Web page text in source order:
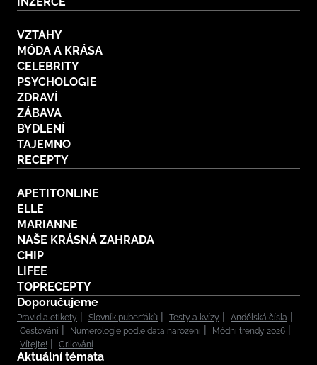
VZTAHY
MÓDA A KRÁSA
CELEBRITY
PSYCHOLOGIE
ZDRAVÍ
ZÁBAVA
BYDLENÍ
TAJEMNO
RECEPTY
APETITONLINE
ELLE
MARIANNE
NAŠE KRÁSNÁ ZAHRADA
CHIP
LIFEE
TOPRECEPTY
Doporučujeme
Pravidla etikety Slovník puberťáků Testy a kvízy
Andělská čísla
Cestování
Numerologie podle data narození
Módní trendy 2026
Vítejte!
Grilování
Aktuální témata